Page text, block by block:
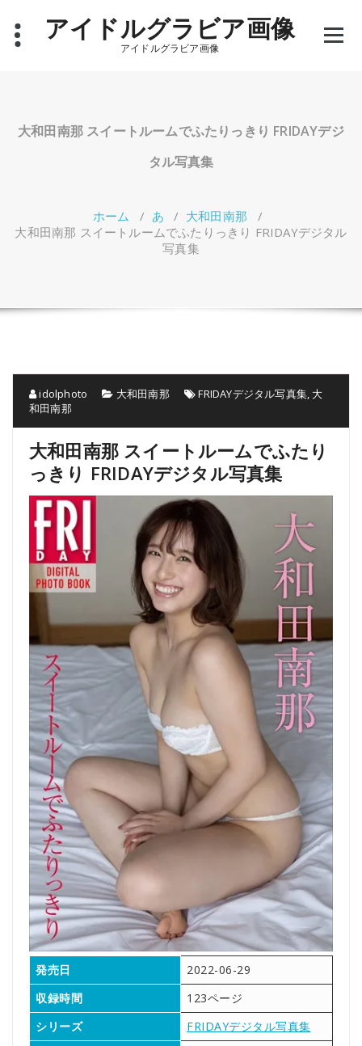
アイドルグラビア画像
アイドルグラビア画像
大和田南那 スイートルームでふたりっきり FRIDAYデジ
タル写真集
ホーム / あ / 大和田南那 /
大和田南那 スイートルームでふたりっきり FRIDAYデジタル
写真集
idolphoto 大和田南那 FRIDAYデジタル写真集, 大
和田南那
大和田南那 スイートルームでふたり
っきり FRIDAYデジタル写真集
発売日
2022-06-29
収録時間
123ページ
シリーズ
FRIDAYデジタル写真集